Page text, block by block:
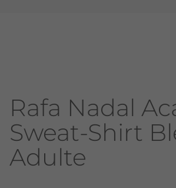
Rafa Nadal
Sweat-Shirt
Adulte